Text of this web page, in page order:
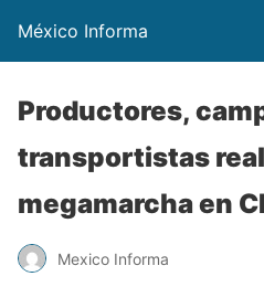
México Informa
Productores,
transportistas
megamarcha en
Mexico Informa